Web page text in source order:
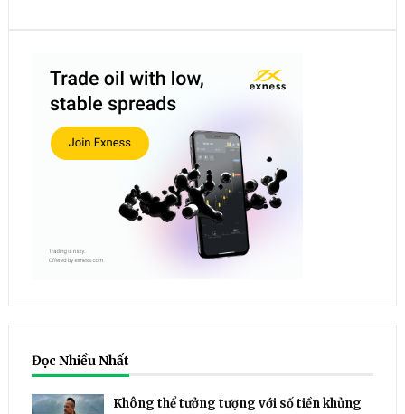
Đọc Nhiều Nhất
Không thể tưởng tượng với số tiền khủng